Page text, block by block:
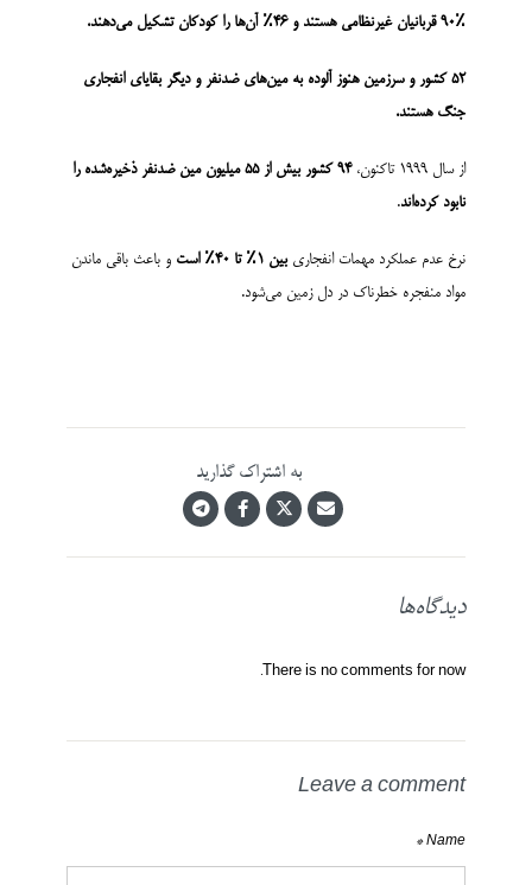
۹۰٪ قربانیان غیرنظامی هستند و۴۶٪ آن‌ها را کودکان تشکیل می‌دهند.
۵۲ کشور و سرزمین هنوز آلوده به مین‌های ضدنفر و دیگر بقایای انفجاری
جنگ هستند.
از سال ۱۹۹۹ تاکنون، ۹۴ کشور بیش از۵۵ میلیون مین ضدنفر ذخیره‌شده را
نابود کرده‌اند.
نرخ عدم عملکرد مهمات انفجاریبین ۱٪ تا ۴۰٪ است و باعث باقی ماندن
مواد منفجره خطرناک در دل زمین می‌شود.
به اشتراک گذارید
دیدگاه‌ها
There is no comments for now.
Leave a comment
Name *